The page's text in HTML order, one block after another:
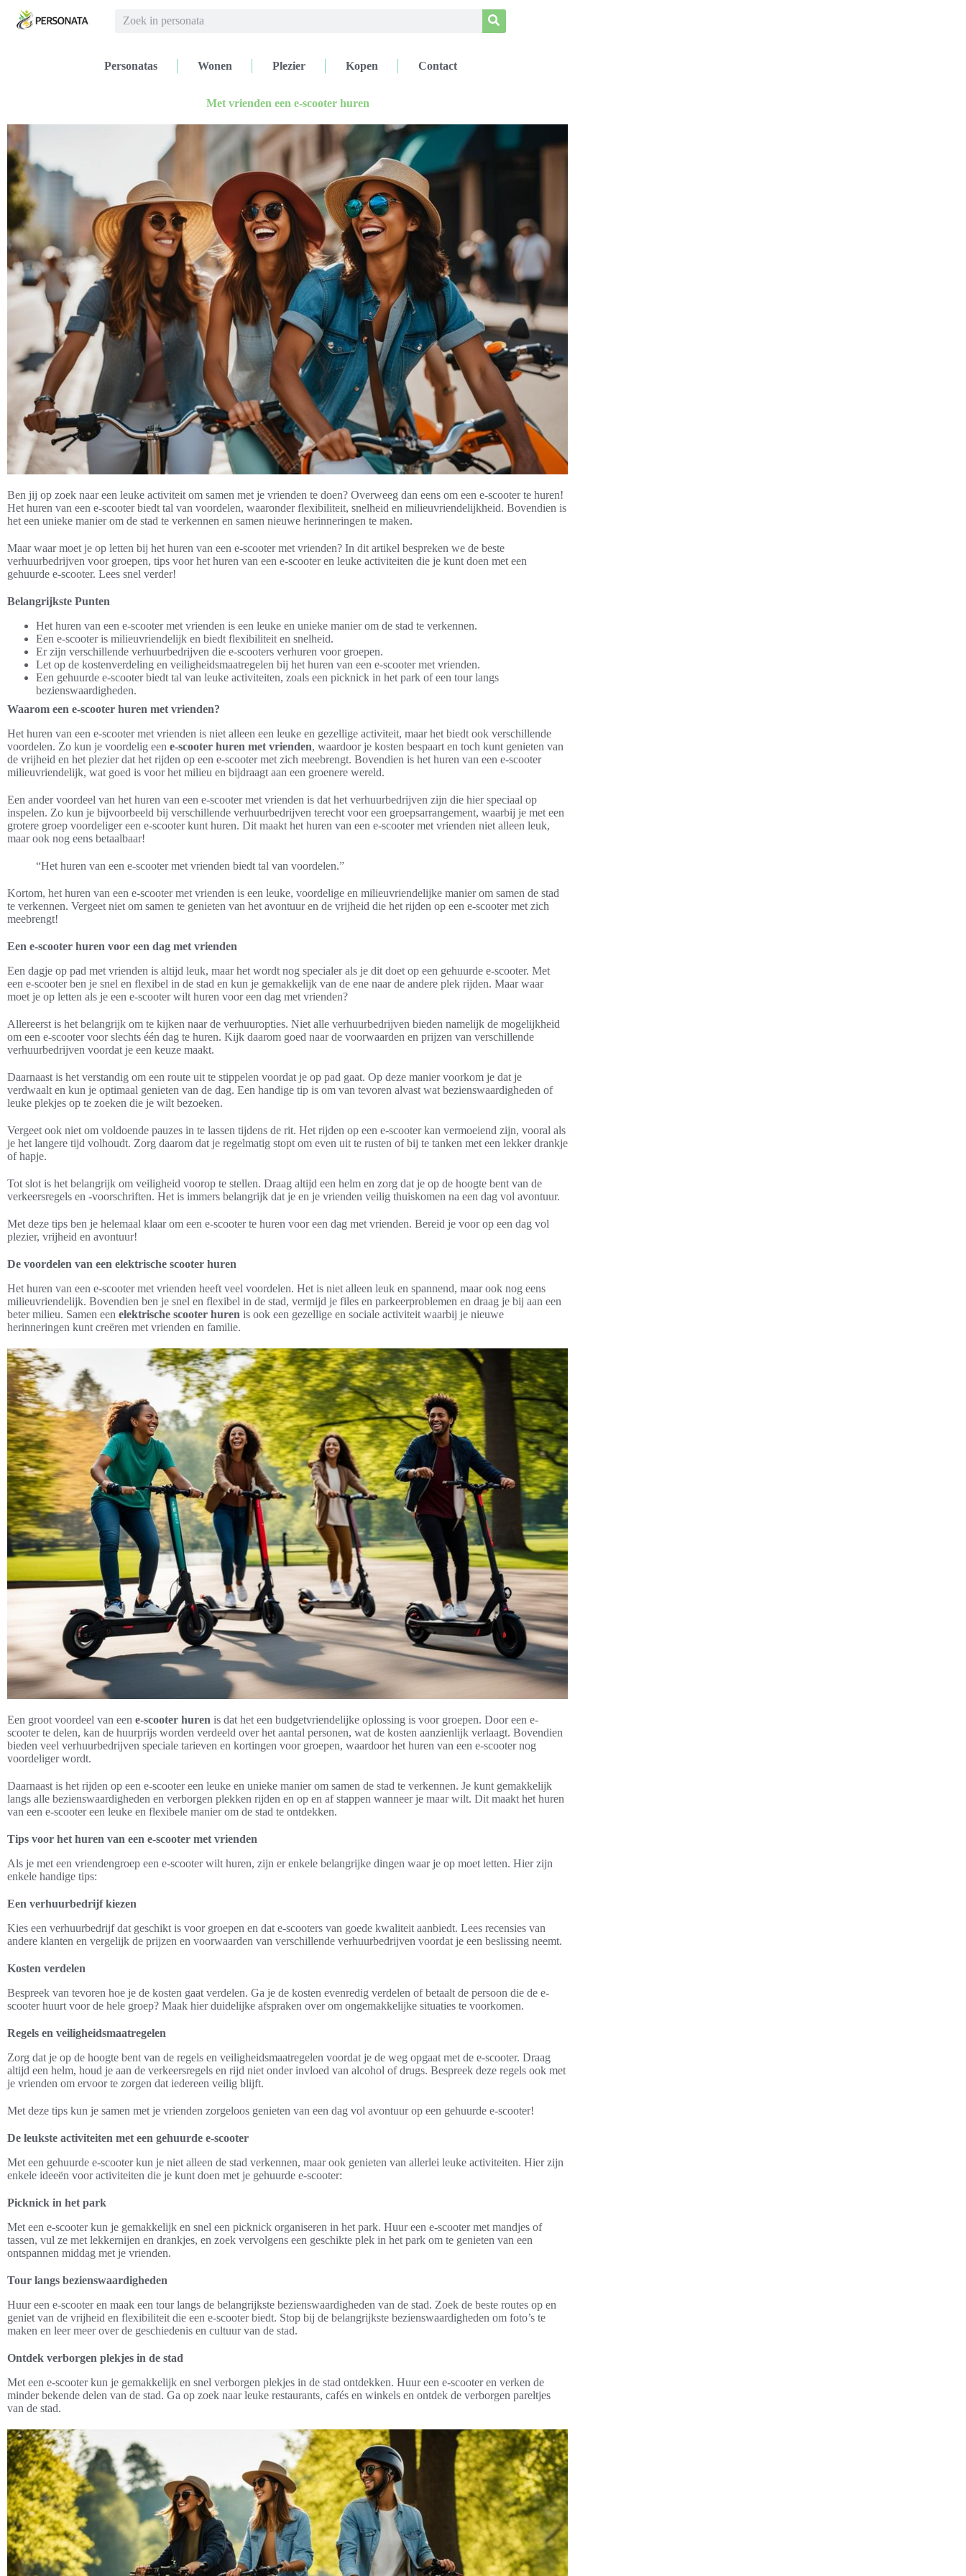
Personatas Wonen Plezier Kopen Contact
Met vrienden een e-scooter huren
Ben jij op zoek naar een leuke activiteit om samen met je vrienden te doen? Overweeg dan eens om een e-scooter te huren!
Het huren van een e-scooter biedt tal van voordelen, waaronder flexibiliteit, snelheid en milieuvriendelijkheid. Bovendien is
het een unieke manier om de stad te verkennen en samen nieuwe herinneringen te maken.
Maar waar moet je op letten bij het huren van een e-scooter met vrienden? In dit artikel bespreken we de beste
verhuurbedrijven voor groepen, tips voor het huren van een e-scooter en leuke activiteiten die je kunt doen met een
gehuurde e-scooter. Lees snel verder!
Belangrijkste Punten
Het huren van een e-scooter met vrienden is een leuke en unieke manier om de stad te verkennen.
Een e-scooter is milieuvriendelijk en biedt flexibiliteit en snelheid.
Er zijn verschillende verhuurbedrijven die e-scooters verhuren voor groepen.
Let op de kostenverdeling en veiligheidsmaatregelen bij het huren van een e-scooter met vrienden.
Een gehuurde e-scooter biedt tal van leuke activiteiten, zoals een picknick in het park of een tour langs
bezienswaardigheden.
Waarom een e-scooter huren met vrienden?
Het huren van een e-scooter met vrienden is niet alleen een leuke en gezellige activiteit, maar het biedt ook verschillende
voordelen. Zo kun je voordelig een e-scooter huren met vrienden, waardoor je kosten bespaart en toch kunt genieten van
de vrijheid en het plezier dat het rijden op een e-scooter met zich meebrengt. Bovendien is het huren van een e-scooter
milieuvriendelijk, wat goed is voor het milieu en bijdraagt aan een groenere wereld.
Een ander voordeel van het huren van een e-scooter met vrienden is dat het verhuurbedrijven zijn die hier speciaal op
inspelen. Zo kun je bijvoorbeeld bij verschillende verhuurbedrijven terecht voor een groepsarrangement, waarbij je met een
grotere groep voordeliger een e-scooter kunt huren. Dit maakt het huren van een e-scooter met vrienden niet alleen leuk,
maar ook nog eens betaalbaar!
“Het huren van een e-scooter met vrienden biedt tal van voordelen.”
Kortom, het huren van een e-scooter met vrienden is een leuke, voordelige en milieuvriendelijke manier om samen de stad
te verkennen. Vergeet niet om samen te genieten van het avontuur en de vrijheid die het rijden op een e-scooter met zich
meebrengt!
Een e-scooter huren voor een dag met vrienden
Een dagje op pad met vrienden is altijd leuk, maar het wordt nog specialer als je dit doet op een gehuurde e-scooter. Met
een e-scooter ben je snel en flexibel in de stad en kun je gemakkelijk van de ene naar de andere plek rijden. Maar waar
moet je op letten als je een e-scooter wilt huren voor een dag met vrienden?
Allereerst is het belangrijk om te kijken naar de verhuuropties. Niet alle verhuurbedrijven bieden namelijk de mogelijkheid
om een e-scooter voor slechts één dag te huren. Kijk daarom goed naar de voorwaarden en prijzen van verschillende
verhuurbedrijven voordat je een keuze maakt.
Daarnaast is het verstandig om een route uit te stippelen voordat je op pad gaat. Op deze manier voorkom je dat je
verdwaalt en kun je optimaal genieten van de dag. Een handige tip is om van tevoren alvast wat bezienswaardigheden of
leuke plekjes op te zoeken die je wilt bezoeken.
Vergeet ook niet om voldoende pauzes in te lassen tijdens de rit. Het rijden op een e-scooter kan vermoeiend zijn, vooral als
je het langere tijd volhoudt. Zorg daarom dat je regelmatig stopt om even uit te rusten of bij te tanken met een lekker drankje
of hapje.
Tot slot is het belangrijk om veiligheid voorop te stellen. Draag altijd een helm en zorg dat je op de hoogte bent van de
verkeersregels en -voorschriften. Het is immers belangrijk dat je en je vrienden veilig thuiskomen na een dag vol avontuur.
Met deze tips ben je helemaal klaar om een e-scooter te huren voor een dag met vrienden. Bereid je voor op een dag vol
plezier, vrijheid en avontuur!
De voordelen van een elektrische scooter huren
Het huren van een e-scooter met vrienden heeft veel voordelen. Het is niet alleen leuk en spannend, maar ook nog eens
milieuvriendelijk. Bovendien ben je snel en flexibel in de stad, vermijd je files en parkeerproblemen en draag je bij aan een
beter milieu. Samen een elektrische scooter huren is ook een gezellige en sociale activiteit waarbij je nieuwe
herinneringen kunt creëren met vrienden en familie.
Een groot voordeel van een e-scooter huren is dat het een budgetvriendelijke oplossing is voor groepen. Door een e-
scooter te delen, kan de huurprijs worden verdeeld over het aantal personen, wat de kosten aanzienlijk verlaagt. Bovendien
bieden veel verhuurbedrijven speciale tarieven en kortingen voor groepen, waardoor het huren van een e-scooter nog
voordeliger wordt.
Daarnaast is het rijden op een e-scooter een leuke en unieke manier om samen de stad te verkennen. Je kunt gemakkelijk
langs alle bezienswaardigheden en verborgen plekken rijden en op en af stappen wanneer je maar wilt. Dit maakt het huren
van een e-scooter een leuke en flexibele manier om de stad te ontdekken.
Tips voor het huren van een e-scooter met vrienden
Als je met een vriendengroep een e-scooter wilt huren, zijn er enkele belangrijke dingen waar je op moet letten. Hier zijn
enkele handige tips:
Een verhuurbedrijf kiezen
Kies een verhuurbedrijf dat geschikt is voor groepen en dat e-scooters van goede kwaliteit aanbiedt. Lees recensies van
andere klanten en vergelijk de prijzen en voorwaarden van verschillende verhuurbedrijven voordat je een beslissing neemt.
Kosten verdelen
Bespreek van tevoren hoe je de kosten gaat verdelen. Ga je de kosten evenredig verdelen of betaalt de persoon die de e-
scooter huurt voor de hele groep? Maak hier duidelijke afspraken over om ongemakkelijke situaties te voorkomen.
Regels en veiligheidsmaatregelen
Zorg dat je op de hoogte bent van de regels en veiligheidsmaatregelen voordat je de weg opgaat met de e-scooter. Draag
altijd een helm, houd je aan de verkeersregels en rijd niet onder invloed van alcohol of drugs. Bespreek deze regels ook met
je vrienden om ervoor te zorgen dat iedereen veilig blijft.
Met deze tips kun je samen met je vrienden zorgeloos genieten van een dag vol avontuur op een gehuurde e-scooter!
De leukste activiteiten met een gehuurde e-scooter
Met een gehuurde e-scooter kun je niet alleen de stad verkennen, maar ook genieten van allerlei leuke activiteiten. Hier zijn
enkele ideeën voor activiteiten die je kunt doen met je gehuurde e-scooter:
Picknick in het park
Met een e-scooter kun je gemakkelijk en snel een picknick organiseren in het park. Huur een e-scooter met mandjes of
tassen, vul ze met lekkernijen en drankjes, en zoek vervolgens een geschikte plek in het park om te genieten van een
ontspannen middag met je vrienden.
Tour langs bezienswaardigheden
Huur een e-scooter en maak een tour langs de belangrijkste bezienswaardigheden van de stad. Zoek de beste routes op en
geniet van de vrijheid en flexibiliteit die een e-scooter biedt. Stop bij de belangrijkste bezienswaardigheden om foto’s te
maken en leer meer over de geschiedenis en cultuur van de stad.
Ontdek verborgen plekjes in de stad
Met een e-scooter kun je gemakkelijk en snel verborgen plekjes in de stad ontdekken. Huur een e-scooter en verken de
minder bekende delen van de stad. Ga op zoek naar leuke restaurants, cafés en winkels en ontdek de verborgen pareltjes
van de stad.